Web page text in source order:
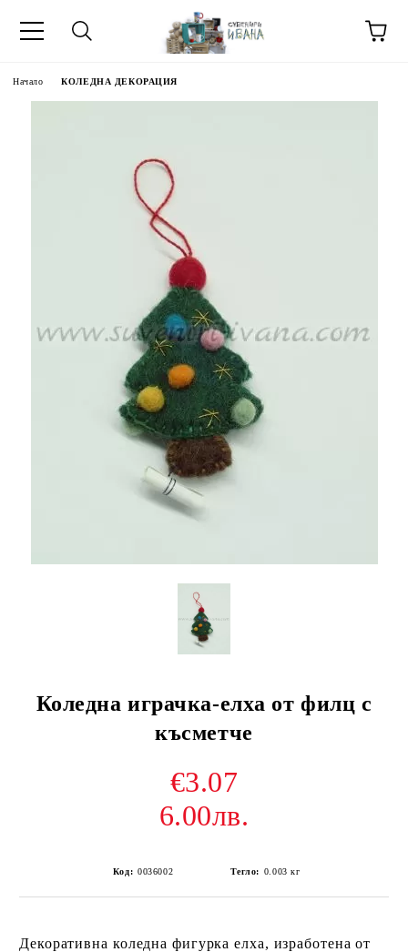
Начало КОЛЕДНА ДЕКОРАЦИЯ
Коледна играчка-елха от филц с
късметче
€3.07
6.00лв.
Код: 0036002 Тегло: 0.003 кг
Декоративна коледна фигурка елха, изработена от